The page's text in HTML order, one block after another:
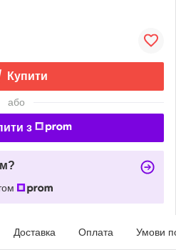
Купити
або
з
Доставка Оплата Умови